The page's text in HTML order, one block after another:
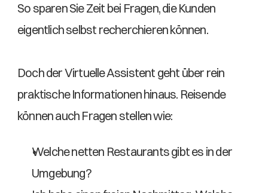
So sparen Sie Zeit bei Fragen, die Kunden
eigentlich selbst recherchieren können.
Doch der Virtuelle Assistent geht über rein
praktische Informationen hinaus. Reisende
können auch Fragen stellen wie:
Welche netten Restaurants gibt es in der
Umgebung?